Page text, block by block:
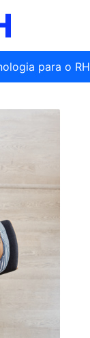
para o RH